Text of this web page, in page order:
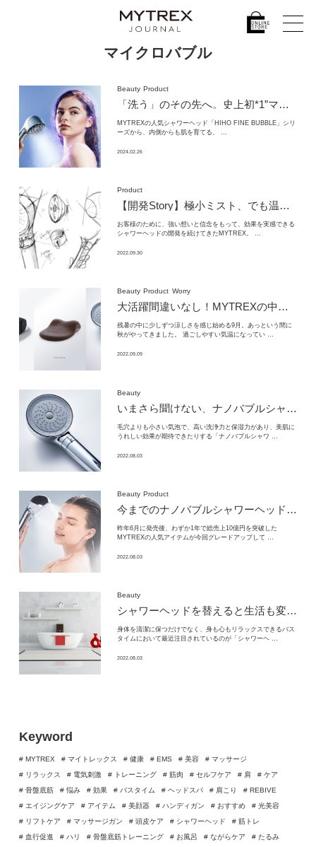
Keyword
# MYTREX # マイトレックス # 健康 # EMS # 美容
# マッサージ
# リラックス
# 電気刺激 # トレーニング # 筋肉 # セルフケア # 肩
# ケア
# 骨盤底筋
# 悩み # 効果 # バスタイム # ヘッドスパ # 肩こり
# REBIVE
# エイジングケア
# アイテム # 美顔器 # ハンディガン # おすすめ
# 光美容
# リフトケア
# マッサージガン # 頭皮ケア # シャワーヘッド
# 筋トレ
# 血行促進
# ハリ # 骨盤底筋トレーニング # お風呂 # ながらケア
# たるみ
マイクロバブル
Beauty Product
「洗う」のその先へ。史上初*1”マイクロカレント”を搭載した画期的すぎる新シャワーヘッドの魅力を紹介
MYTREXの人気シャワーヘッド「HIHO FINE BUBBLE」シリ
ーズから、内側からも肌を育てる、 …
2024.02.26
Product
【開発Story】極小ミスト、でも温かくて効果を実感できるシャワーヘッドの実現
お客様のために、強い想いと信念をもって、効果を実感できる
シャワーヘッドの開発を続けてきたMYTREX。 …
2022.09.30
Beauty Product Worry
大活躍間違いなし！ MYTREXの中でも最強の“温活アイテム”3選
残暑の中に少しずつ涼しさを感じ始める9月。あっという間に
秋がやってきました。 過ごしやすい気温になってい …
2022.09.09
Beauty
いまさら聞けない、 ナノバブルシャワーヘッドの効果や使い方とは
毛穴よりも小さい気泡で、高い洗浄力と保湿力があり、美肌に
うれしい効果が期待できたりする「ナノバブルシャワ …
2022.08.03
Beauty Product
今までのナノバブルシャワーヘッドの
昨年6月に発売後、わずか1年で総売上10億円を突破した
MYTREXの人気アイテムが今回グレードアップして …
2022.08.03
Beauty
シャワーヘッドを替えると生活も変わる？
身体を清潔に保つだけでなく、身も心もリラックスできるバス
タイムにおいて最近注目されているのが「シャワーヘ …
2022.08.03